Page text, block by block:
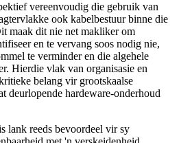
vereenvoudig die gebruik van
ook kabelbestuur binne die
maak dit nie net makliker om
en te vervang soos nodig nie,
te verminder en die algehele
Hierdie vlak van organisasie en
belang vir grootskaalse
deurlopende hardeware-onderhoud
lank reeds bevoordeel vir sy